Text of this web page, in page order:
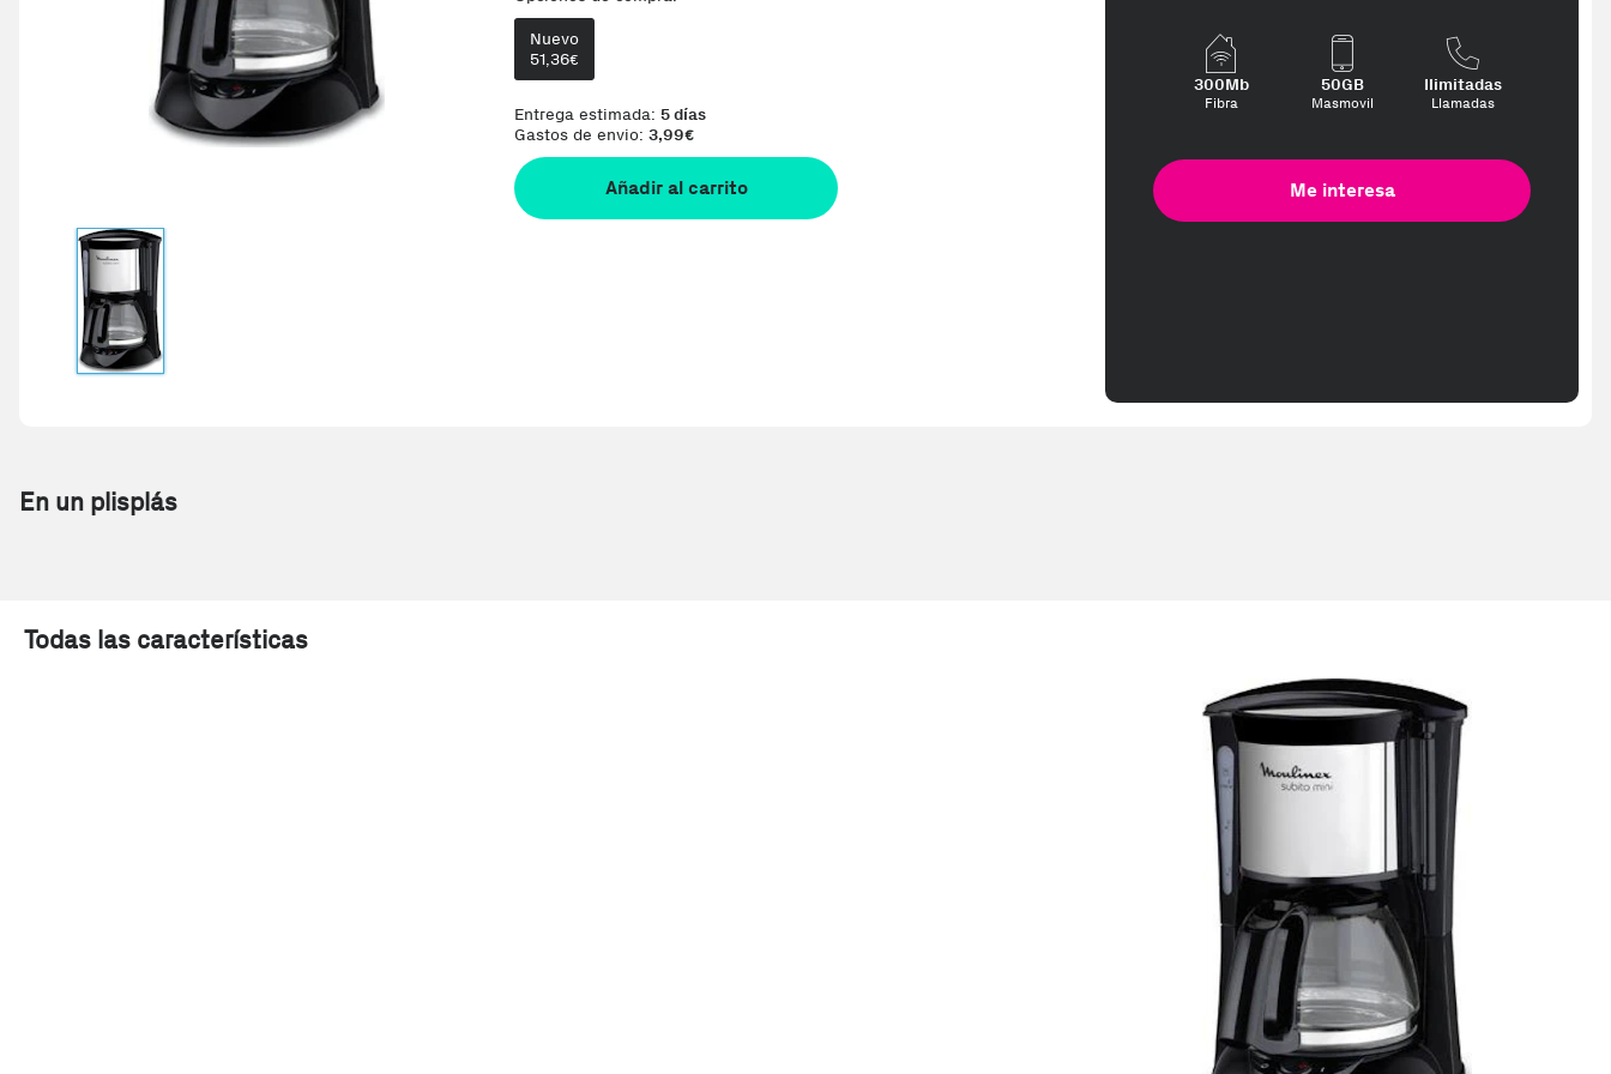
Orders are shipped in 2-3 working days. Delivery times (3-10 days) might be
Nuevo
51,36€
Entrega estimada: 5 días
Gastos de envio: 3,99€
Añadir al carrito
300Mb
Fibra
50GB
Masmovil
Ilimitadas
Llamadas
Me interesa
En un plisplás
Todas las características